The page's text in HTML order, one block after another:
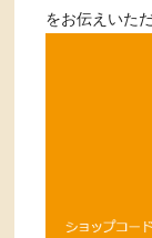
をお伝えいた